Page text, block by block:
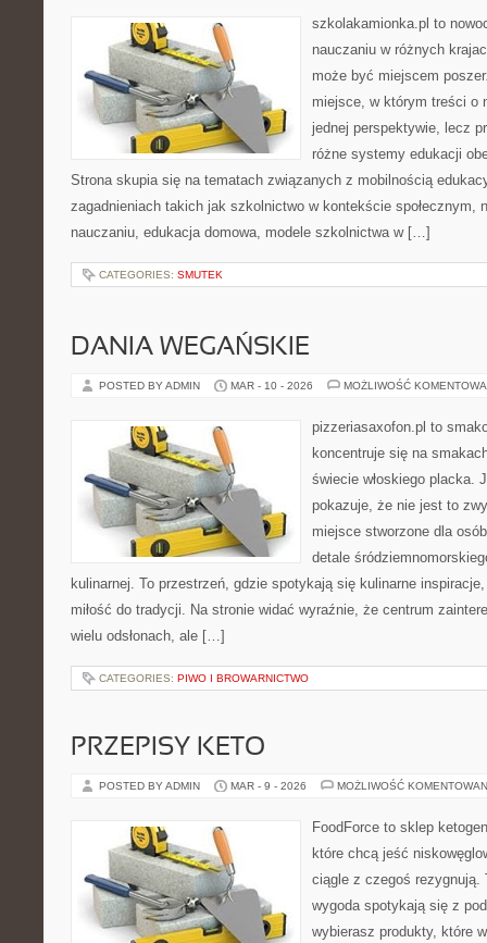
szkolakamionka.pl to
nauczaniu w różnych
może być miejscem
miejsce, w którym treści o
jednej perspektywie, lecz
różne systemy edukacji
Strona skupia się na tematach związanych z mobilnością
zagadnieniach takich jak szkolnictwo w kontekście społecznym,
nauczaniu, edukacja domowa, modele szkolnictwa w […]
CATEGORIES: SMUTEK
DANIA WEGAŃSKIE
POSTED BY ADMIN MAR - 10 - 2026 MOŻLIWOŚĆ
pizzeriasaxofon.pl to
koncentruje się na
świecie włoskiego placka.
pokazuje, że nie jest to
miejsce stworzone dla
detale
kulinarnej. To przestrzeń, gdzie spotykają się kulinarne
miłość do tradycji. Na stronie widać wyraźnie, że centrum
wielu odsłonach, ale […]
CATEGORIES: PIWO I BROWARNICTWO
PRZEPISY KETO
POSTED BY ADMIN MAR - 9 - 2026 MOŻLIWOŚĆ
FoodForce to sklep
które chcą jeść
ciągle z czegoś rezygnują.
wygoda spotykają się z
wybierasz produkty, które